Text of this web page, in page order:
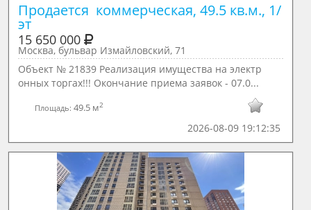
Продается  коммерческая, 49.5 кв.м., 1/
эт
15 650 000
Москва, бульвар Измайловский, 71
Объект № 21839 Реализация имущества на электр
онных торгах!!! Окончание приема заявок - 07.0...
Площадь:49.5 м2
2026-08-09 19:12:35